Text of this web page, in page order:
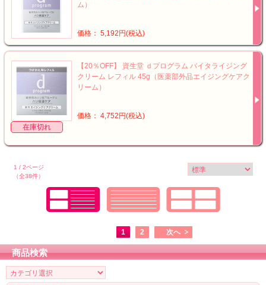
ム）
価格： 5,192円(税込)
【20％OFF】 資生堂 ｄプログラム バイタライジング
クリーム レフィル 45g（医薬部外品エイジングケアク
リーム）
価格： 4,752円(税込)
在庫切れ
1 / 2ページ
（全38件）
1 2 次へ
商品検索